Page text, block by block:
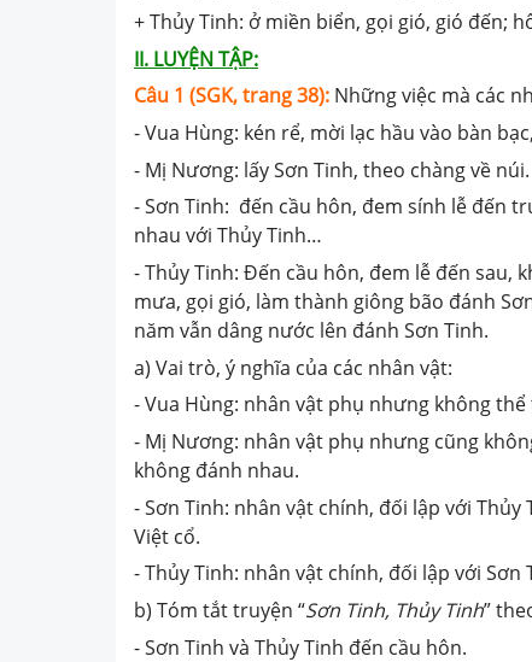
+ Thủy Tinh: ở miền biển, gọi gió, gió đến;
II. LUYỆN TẬP:
Câu 1 (SGK, trang 38): Những việc mà các
- Vua Hùng: kén rể, mời lạc hầu vào bàn
- Mị Nương: lấy Sơn Tinh, theo chàng về núi.
- Sơn Tinh: đến cầu hôn, đem sính lễ đến
nhau với Thủy Tinh…
- Thủy Tinh: Đến cầu hôn, đem lễ đến sau,
mưa, gọi gió, làm thành giông bão đánh
năm vẫn dâng nước lên đánh Sơn Tinh.
a) Vai trò, ý nghĩa của các nhân vật:
- Vua Hùng: nhân vật phụ nhưng không
- Mị Nương: nhân vật phụ nhưng cũng
không đánh nhau.
- Sơn Tinh: nhân vật chính, đối lập với
Việt cổ.
- Thủy Tinh: nhân vật chính, đối lập với
b) Tóm tắt truyện “Sơn Tinh, Thủy Tinh”
- Sơn Tinh và Thủy Tinh đến cầu hôn.